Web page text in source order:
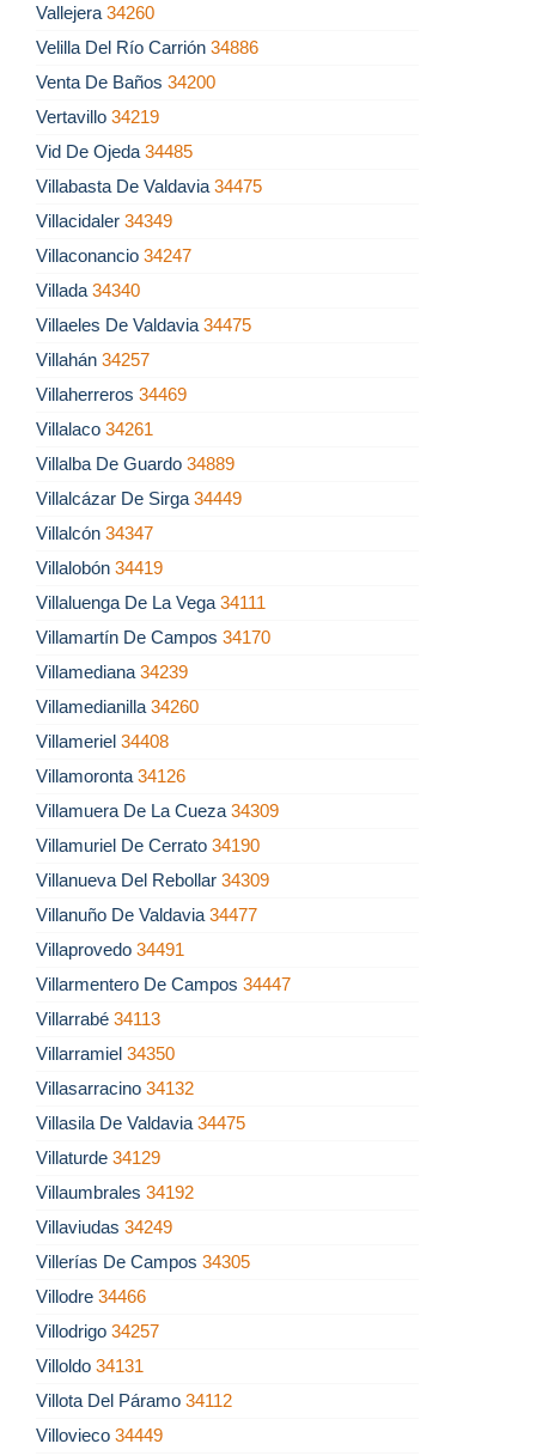
Vallejera 34260
Velilla Del Río Carrión 34886
Venta De Baños 34200
Vertavillo 34219
Vid De Ojeda 34485
Villabasta De Valdavia 34475
Villacidaler 34349
Villaconancio 34247
Villada 34340
Villaeles De Valdavia 34475
Villahán 34257
Villaherreros 34469
Villalaco 34261
Villalba De Guardo 34889
Villalcázar De Sirga 34449
Villalcón 34347
Villalobón 34419
Villaluenga De La Vega 34111
Villamartín De Campos 34170
Villamediana 34239
Villamedianilla 34260
Villameriel 34408
Villamoronta 34126
Villamuera De La Cueza 34309
Villamuriel De Cerrato 34190
Villanueva Del Rebollar 34309
Villanuño De Valdavia 34477
Villaprovedo 34491
Villarmentero De Campos 34447
Villarrabé 34113
Villarramiel 34350
Villasarracino 34132
Villasila De Valdavia 34475
Villaturde 34129
Villaumbrales 34192
Villaviudas 34249
Villerías De Campos 34305
Villodre 34466
Villodrigo 34257
Villoldo 34131
Villota Del Páramo 34112
Villovieco 34449